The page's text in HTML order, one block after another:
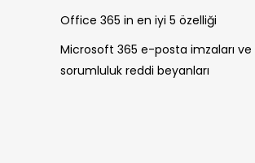
Office 365 in en iyi 5 özelliği
Microsoft 365 e-posta imzaları ve
sorumluluk reddi beyanları